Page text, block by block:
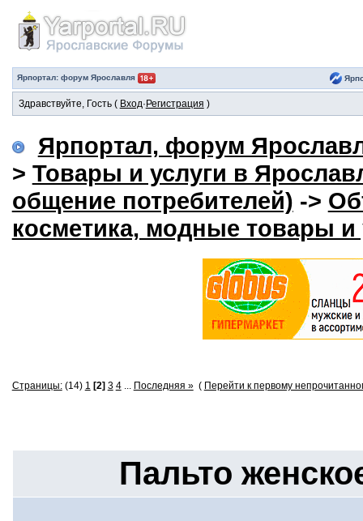
Ярпортал: форум Ярославля
Здравствуйте, Гость ( Вход· Регистрация )
Ярпортал, форум
> Товары и услуги в
общение потребителей) ->
косметика, модные товары и
Страницы:(14) 1 [2] 3 4... Последняя » ( Перейти к первому
Пальто